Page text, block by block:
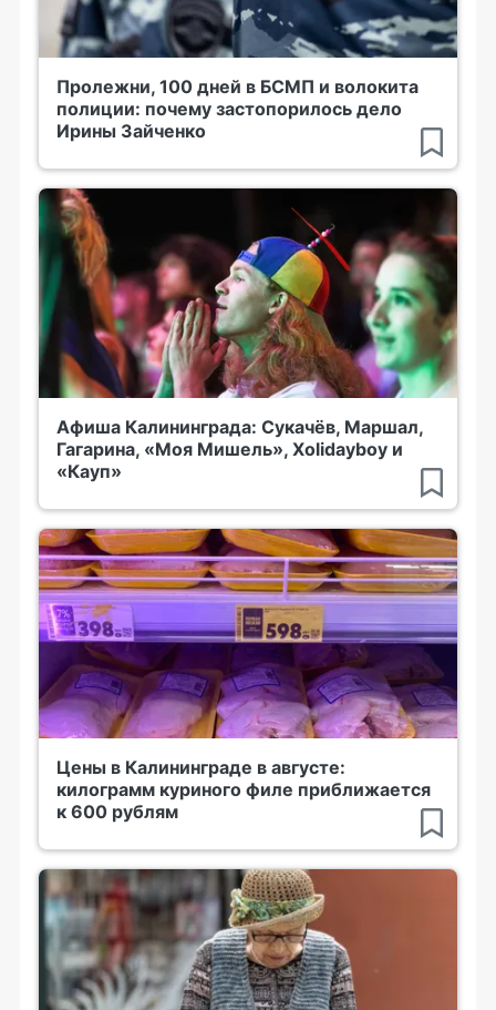
Пролежни, 100 дней в БСМП и волокита
полиции: почему застопорилось дело
Ирины Зайченко
Афиша Калининграда: Сукачёв, Маршал,
Гагарина, «Моя Мишель», Xolidayboy и
«Кауп»
Цены в Калининграде в августе:
килограмм куриного филе приближается
к 600 рублям